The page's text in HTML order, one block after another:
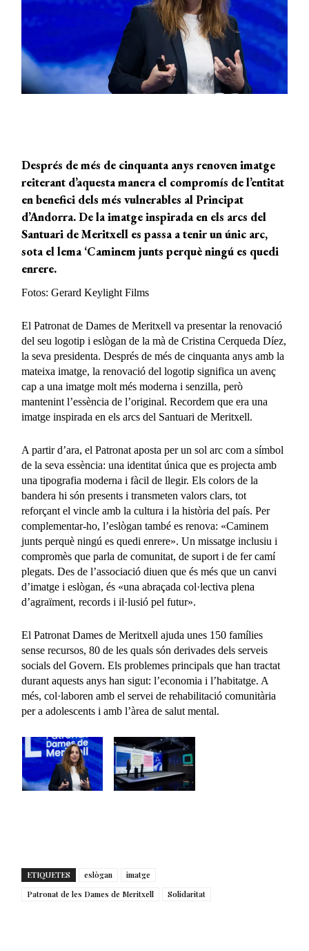
Després de més de cinquanta anys renoven imatge
reiterant d’aquesta manera el compromís de l’entitat
en benefici dels més vulnerables al Principat
d’Andorra. De la imatge inspirada en els arcs del
Santuari de Meritxell es passa a tenir un únic arc,
sota el lema ‘Caminem junts perquè ningú es quedi
enrere.
Fotos: Gerard Keylight Films
El Patronat de Dames de Meritxell va presentar la renovació
del seu logotip i eslògan de la mà de Cristina Cerqueda Díez,
la seva presidenta. Després de més de cinquanta anys amb la
mateixa imatge, la renovació del logotip significa un avenç
cap a una imatge molt més moderna i senzilla, però
mantenint l’essència de l’original. Recordem que era una
imatge inspirada en els arcs del Santuari de Meritxell.
A partir d’ara, el Patronat aposta per un sol arc com a símbol
de la seva essència: una identitat única que es projecta amb
una tipografia moderna i fàcil de llegir. Els colors de la
bandera hi són presents i transmeten valors clars, tot
reforçant el vincle amb la cultura i la història del país. Per
complementar-ho, l’eslògan també es renova: «Caminem
junts perquè ningú es quedi enrere». Un missatge inclusiu i
compromès que parla de comunitat, de suport i de fer camí
plegats. Des de l’associació diuen que és més que un canvi
d’imatge i eslògan, és «una abraçada col·lectiva plena
d’agraïment, records i il·lusió pel futur».
El Patronat Dames de Meritxell ajuda unes 150 famílies
sense recursos, 80 de les quals són derivades dels serveis
socials del Govern. Els problemes principals que han tractat
durant aquests anys han sigut: l’economia i l’habitatge. A
més, col·laboren amb el servei de rehabilitació comunitària
per a adolescents i amb l’àrea de salut mental.
ETIQUETES eslògan
imatge
Patronat de les Dames de Meritxell
Solidaritat